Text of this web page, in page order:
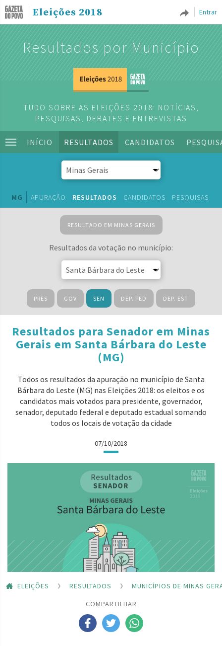
Entrar
Eleições 2018
Resultados por Município
TUDO SOBRE AS ELEIÇÕES 2018: NOTÍCIAS,
PESQUISAS, DEBATES E ENTREVISTAS
INÍCIO RESULTADOS CANDIDATOS
MG APURAÇÃO RESULTADOS CANDIDATOS PESQUISAS
RESULTADO EM MINAS GERAIS
Resultados da votação no município:
PRES GOV SEN DEP. FED DEP. EST
Resultados para Senador em Minas
Gerais em Santa Bárbara do Leste
(MG)
Todos os resultados da apuração no município de Santa
Bárbara do Leste (MG) nas Eleições 2018: os eleitos e os
candidatos mais votados para presidente, governador,
senador, deputado federal e deputado estadual somando
todos os locais de votação da cidade
07/10/2018
ELEIÇÕES RESULTADOS
MUNICÍPIOS DE MINAS
COMPARTILHAR